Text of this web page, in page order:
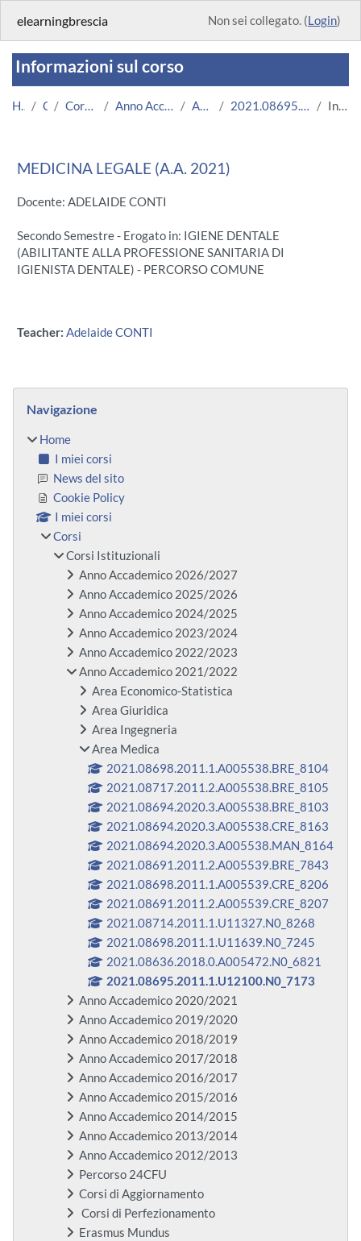
elearningbrescia Non sei collegato. (Login)
Informazioni sul corso
Home Corsi Corsi Istituzionali Anno Accademico 2021/2022 Area Medica 2021.08695.2011.1.U12100.N0_7173 Introduzione
MEDICINA LEGALE (A.A. 2021)
Docente: ADELAIDE CONTI
Secondo Semestre - Erogato in: IGIENE DENTALE
(ABILITANTE ALLA PROFESSIONE SANITARIA DI
IGIENISTA DENTALE) - PERCORSO COMUNE
Teacher: Adelaide CONTI
Blocchi
Navigazione
Home
I miei corsi
News del sito
Cookie Policy
I miei corsi
Corsi
Corsi Istituzionali
Anno Accademico 2026/2027
Anno Accademico 2025/2026
Anno Accademico 2024/2025
Anno Accademico 2023/2024
Anno Accademico 2022/2023
Anno Accademico 2021/2022
Area Economico-Statistica
Area Giuridica
Area Ingegneria
Area Medica
2021.08698.2011.1.A005538.BRE_8104
2021.08717.2011.2.A005538.BRE_8105
2021.08694.2020.3.A005538.BRE_8103
2021.08694.2020.3.A005538.CRE_8163
2021.08694.2020.3.A005538.MAN_8164
2021.08691.2011.2.A005539.BRE_7843
2021.08698.2011.1.A005539.CRE_8206
2021.08691.2011.2.A005539.CRE_8207
2021.08714.2011.1.U11327.N0_8268
2021.08698.2011.1.U11639.N0_7245
2021.08636.2018.0.A005472.N0_6821
2021.08695.2011.1.U12100.N0_7173
Anno Accademico 2020/2021
Anno Accademico 2019/2020
Anno Accademico 2018/2019
Anno Accademico 2017/2018
Anno Accademico 2016/2017
Anno Accademico 2015/2016
Anno Accademico 2014/2015
Anno Accademico 2013/2014
Anno Accademico 2012/2013
Percorso 24CFU
Corsi di Aggiornamento
Corsi di Perfezionamento
Erasmus Mundus